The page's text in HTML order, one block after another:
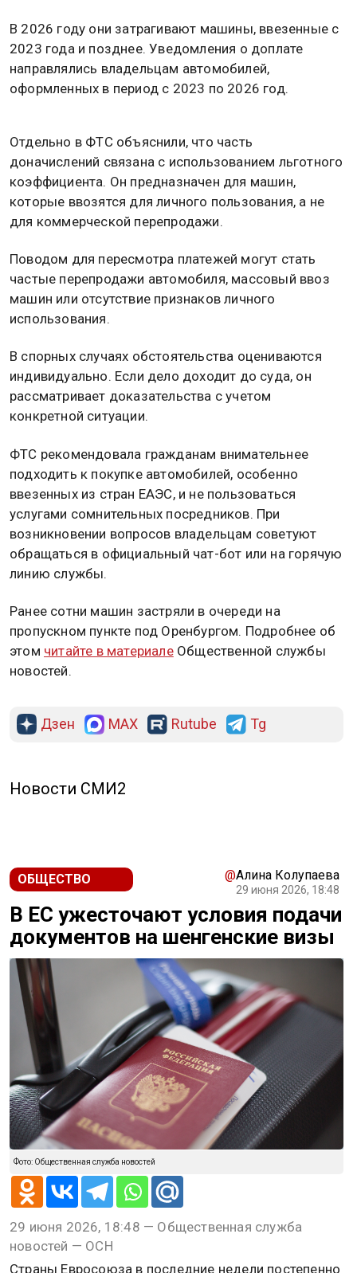
В 2026 году они затрагивают машины, ввезенные с
2023 года и позднее. Уведомления о доплате
направлялись владельцам автомобилей,
оформленных в период с 2023 по 2026 год.
Отдельно в ФТС объяснили, что часть
доначислений связана с использованием льготного
коэффициента. Он предназначен для машин,
которые ввозятся для личного пользования, а не
для коммерческой перепродажи.
Поводом для пересмотра платежей могут стать
частые перепродажи автомобиля, массовый ввоз
машин или отсутствие признаков личного
использования.
В спорных случаях обстоятельства оцениваются
индивидуально. Если дело доходит до суда, он
рассматривает доказательства с учетом
конкретной ситуации.
ФТС рекомендовала гражданам внимательнее
подходить к покупке автомобилей, особенно
ввезенных из стран ЕАЭС, и не пользоваться
услугами сомнительных посредников. При
возникновении вопросов владельцам советуют
обращаться в официальный чат-бот или на горячую
линию службы.
Ранее сотни машин застряли в очереди на
пропускном пункте под Оренбургом. Подробнее об
этом читайте в материалеОбщественной службы
новостей.
Дзен MAX Rutube Tg
Новости СМИ2
ОБЩЕСТВО @Алина Колупаева
29 июня 2026, 18:48
В ЕС ужесточают условия подачи
документов на шенгенские визы
Фото: Общественная служба новостей
29 июня 2026, 18:48 — Общественная служба
новостей — ОСН
Страны Евросоюза в последние недели постепенно